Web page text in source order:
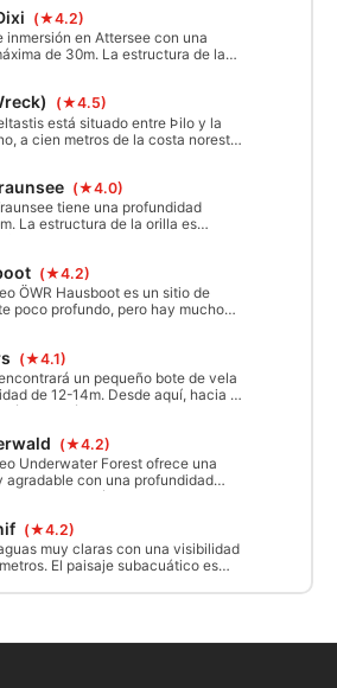
Cres, donde se hundió muy
(★4.2)
inmersión en Attersee con una
de 30m. La estructura de la
a 22m, un embarcadero a
llena de aire.
(★4.5)
está situado entre Þilo y la
a cien metros de la costa noreste
(★4.0)
tiene una profundidad
La estructura de la orilla es
incluyen un VW Bus a
debajo del aparcamiento en el
(★4.2)
ÖWR Hausboot es un sitio de
poco profundo, pero hay mucho
(★4.1)
un pequeño bote de vela
de 12-14m. Desde aquí, hacia la
a dos árboles verticales a 18 m
(★4.2)
Underwater Forest ofrece una
agradable con una profundidad
20 metros. Es único ver los troncos
Mikado en parte uno encima del
(★4.2)
muy claras con una visibilidad
El paisaje subacuático es
Máx. Profundidad de inmersión en
wakeboard.